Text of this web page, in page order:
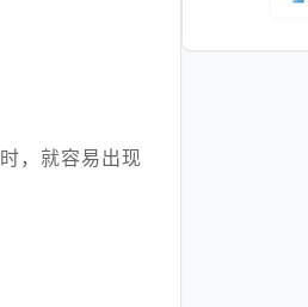
，就容易出现